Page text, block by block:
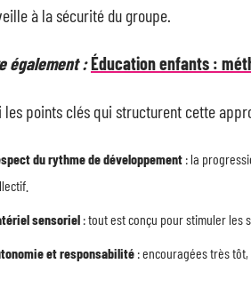
à la sécurité du groupe.
également :Éducation enfants :
les points clés qui structurent cette
du rythme de développement : la
sensoriel : tout est conçu pour stimuler les
et responsabilité : encouragées très